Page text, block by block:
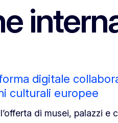
digitale
culturali europee
di musei, palazzi